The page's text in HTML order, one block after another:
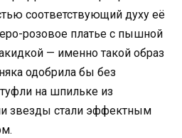
соответствующий духу её
розовое платье с пышной
— именно такой образ
одобрила бы без
на шпильке из
звезды стали эффектным